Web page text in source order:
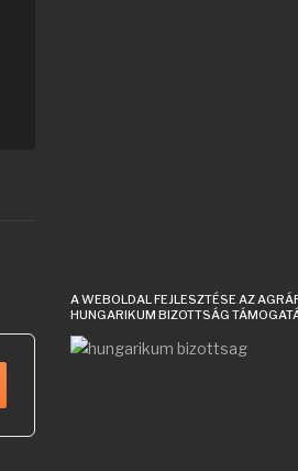
for results.
A WEBOLDAL FEJLESZTÉSE AZ
HUNGARIKUM BIZOTTSÁG